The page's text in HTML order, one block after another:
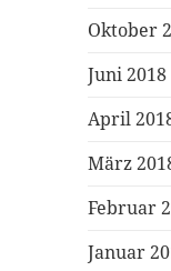
Oktober
Juni 2018
April
März
Februar
Januar